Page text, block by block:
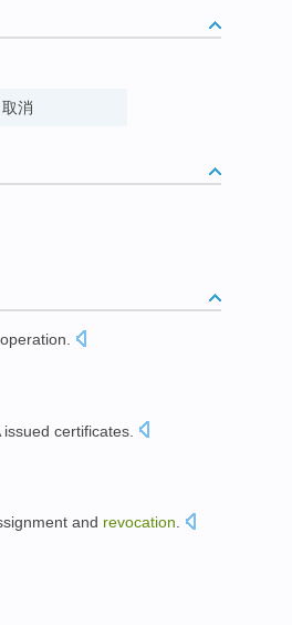
消
operation
issued certificates
and revocation.